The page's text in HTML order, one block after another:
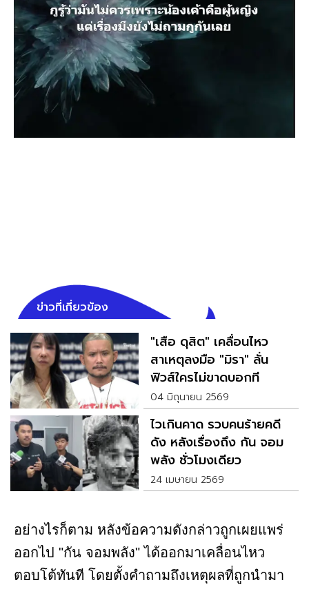
ข่าวที่เกี่ยวข้อง
"เสือ ดุสิต" เคลื่อนไหว
สาเหตุลงมือ "มิรา" ลั่น
ฟิวส์ใครไม่ขาดบอกที
04 มิถุนายน 2569
ไวเกินคาด รวบคนร้ายคดี
ดัง หลังเรื่องถึง กัน จอม
พลัง ชั่วโมงเดียว
24 เมษายน 2569
อย่างไรก็ตาม หลังข้อความดังกล่าวถูกเผยแพร่
ออกไป "กัน จอมพลัง" ได้ออกมาเคลื่อนไหว
ตอบโต้ทันที โดยตั้งคำถามถึงเหตุผลที่ถูกนำมา